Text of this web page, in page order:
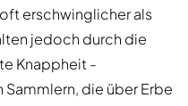
erschwinglicher als
jedoch durch die
Knappheit -
die über Erbe